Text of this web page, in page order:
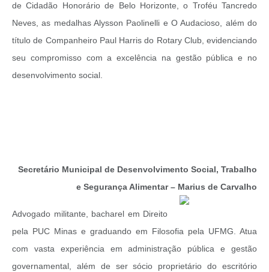
de Cidadão Honorário de Belo Horizonte, o Troféu Tancredo
Neves, as medalhas Alysson Paolinelli e O Audacioso, além do
título de Companheiro Paul Harris do Rotary Club, evidenciando
seu compromisso com a excelência na gestão pública e no
desenvolvimento social.
Secretário Municipal de Desenvolvimento Social, Trabalho
e Segurança Alimentar – Marius de Carvalho
Advogado militante, bacharel em Direito
pela PUC Minas e graduando em Filosofia pela UFMG. Atua
com vasta experiência em administração pública e gestão
governamental, além de ser sócio proprietário do escritório